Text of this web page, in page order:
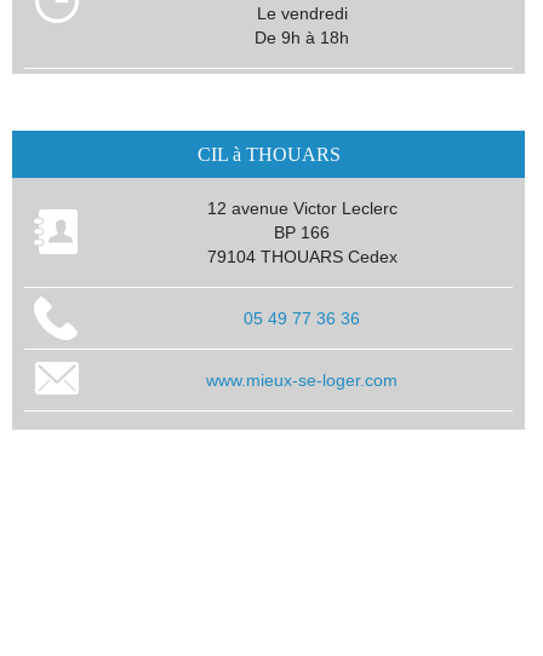
Le vendredi
De 9h à 18h
CIL à THOUARS
12 avenue Victor Leclerc
BP 166
79104 THOUARS Cedex
05 49 77 36 36
www.mieux-se-loger.com